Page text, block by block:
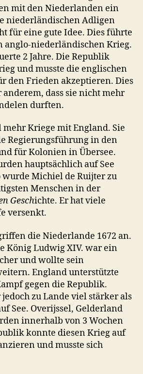
mit den Niederlanden ein
niederländischen Adligen
für eine gute Idee. Dies führte
anglo-niederländischen Krieg.
2 Jahre. Die Republik
und musste die englischen
den Frieden akzeptieren. Dies
dass sie nicht mehr
durften.
mehr Kriege mit England. Sie
Regierungsführung in den
für Kolonien in Übersee.
hauptsächlich auf See
wurde Michiel de Ruijter zu
Menschen in der
Geschichte. Er hat viele
versenkt.
die Niederlande 1672 an.
König Ludwig XIV. war ein
und wollte sein
England unterstützte
gegen die Republik.
zu Lande viel stärker als
See. Overijssel, Gelderland
innerhalb von 3 Wochen
konnte diesen Krieg auf
und musste sich